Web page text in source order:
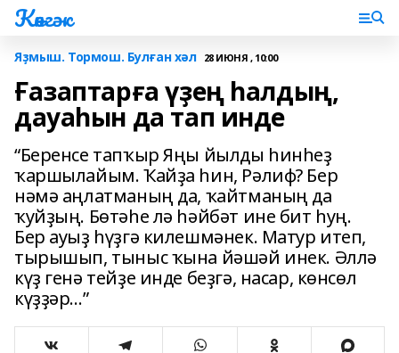
Көнгәк
Яҙмыш. Тормош. Булған хәл 28 ИЮНЯ , 10:00
Ғазаптарға үҙең һалдың,
дауаһын да тап инде
“Беренсе тапҡыр Яңы йылды һинһеҙ
ҡаршылайым. Ҡайҙа һин, Рәлиф? Бер
нәмә аңлатманың да, ҡайтманың да
ҡуйҙың. Бөтәһе лә һәйбәт ине бит һуң.
Бер ауыҙ һүҙгә килешмәнек. Матур итеп,
тырышып, тыныс ҡына йәшәй инек. Әллә
күҙ генә тейҙе инде беҙгә, насар, көнсөл
күҙҙәр…”